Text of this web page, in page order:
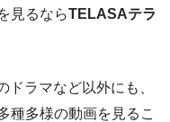
見るならTELASAテラ
ラマなど以外にも、
種多様の動画を見るこ